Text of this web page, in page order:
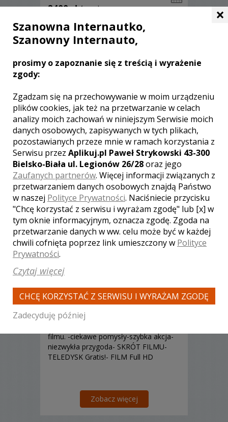
2400 zł/ sesja
5,00 / 5
Poleceń: 26
Profesjonalne wideofilmowanie, płynne
kadry przy użyciu stabilizacji Fly-Cam
PRO , filmowy luk dający system
komu powierzyć najważniejszy dzień w
życiu.
Zobacz więcej
Mysłowice
1650 zł/ sesja
Ocena:5,00 / 5
(1 opinia)
Poleceń: 45
filmu. -ciekawe pomysły-szybka akcja-
niezwykła przygoda- SKRÓT FILMU-
TELEDYSK Gratis!- FILM Full HD
Zobacz więcej
×
Szanowna Internautko,
Szanowny Internauto,
prosimy o zapoznanie się z treścią i wyrażenie
zgody:
Zgadzam się na przechowywanie w moim urządzeniu
plików cookies, jak też na przetwarzanie w celach
analizy moich zachowań w niniejszym Serwisie moich
danych osobowych, zapisywanych w tych plikach,
pozostawianych przeze mnie w ramach korzystania z
Serwisu przez Aplikuj.pl Paweł Strykowski 43-300
Bielsko-Biała ul. Legionów 26/28oraz jego
Zaufanych partnerów. Więcej informacji związanych z
przetwarzaniem danych osobowych znajdą Państwo
w naszej Polityce Prywatności. Naciśniecie przycisku
"Chcę korzystać z serwisu i wyrażam zgodę" lub [x] w
tym oknie informacyjnym, oznacza zgodę. Zgoda na
przetwarzanie danych w ww. celu może być w każdej
chwili cofnięta poprzez link umieszczony w Polityce
Prywatności.
Czytaj więcej
CHCĘ KORZYSTAĆ Z SERWISU I WYRAŻAM ZGODĘ
Zadecyduję później